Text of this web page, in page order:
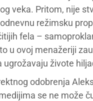
veka. Pritom, nije
režimsku
fela –
u ovoj menažeriji
živote
odobrenja
se ne može